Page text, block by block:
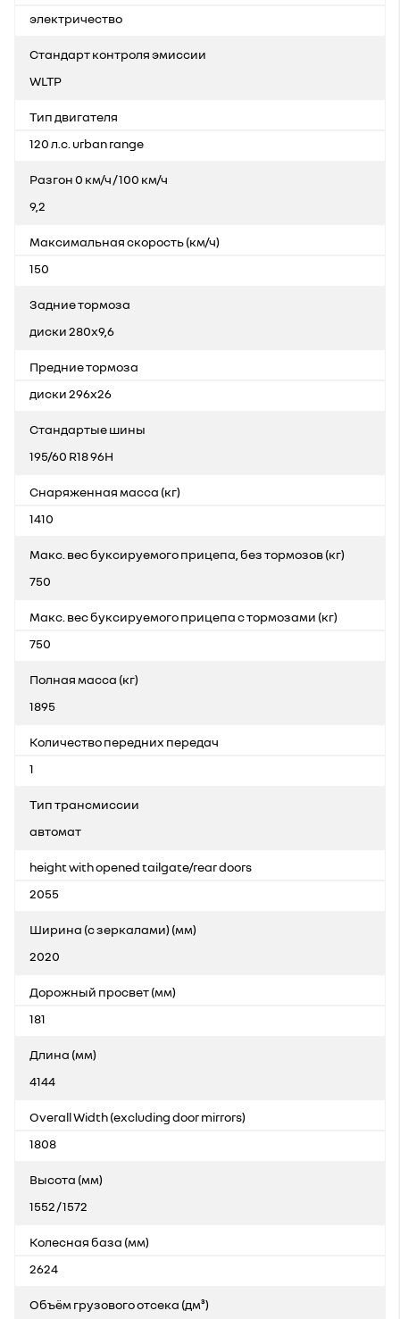
электричество
Стандарт контроля эмиссии
WLTP
Тип двигателя
120 л.с. urban range
Разгон 0 км/ч / 100 км/ч
9,2
Максимальная скорость (км/ч)
150
Задние тормоза
диски 280x9,6
Предние тормоза
диски 296x26
Стандартые шины
195/60 R18 96H
Снаряженная масса (кг)
1410
Макс. вес буксируемого прицепа, без тормозов (кг)
750
Макс. вес буксируемого прицепа с тормозами (кг)
750
Полная масса (кг)
1895
Количество передних передач
1
Тип трансмиссии
автомат
height with opened tailgate/rear doors
2055
Ширина (с зеркалами) (мм)
2020
Дорожный просвет (мм)
181
Длина (мм)
4144
Overall Width (excluding door mirrors)
1808
Высота (мм)
1552 / 1572
Колесная база (мм)
2624
Объём грузового отсека (дм³)